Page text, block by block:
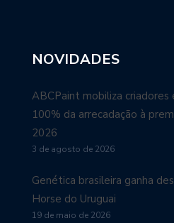
NOVIDADES
ABCPaint mobiliza
100% da arrecadação à
2026
3 de agosto de 2026
Genética brasileira ganha
Horse do Uruguai
19 de maio de 2026